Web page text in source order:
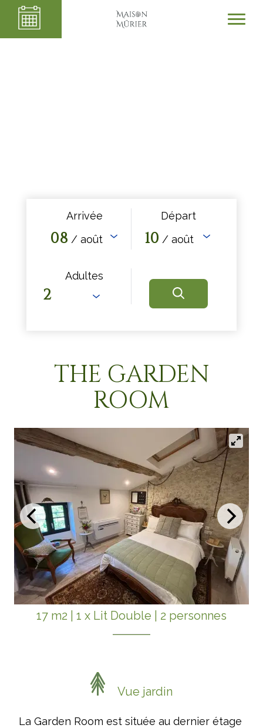
Arrivée
08 / août
Départ
10 / août
Adultes
THE GARDEN
ROOM
17 m2 1 x Lit Double 2 personnes
Vue jardin
La Garden Room est située au dernier étage